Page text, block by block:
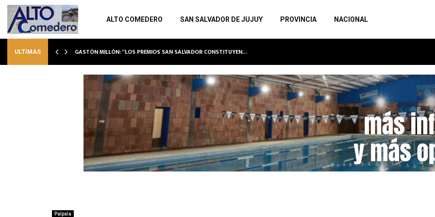
ALTO COMEDERO SAN SALVADOR DE JUJUY PROVINCIA NACIONAL
ULTIMAS GASTÓN MILLÓN: “LOS PREMIOS SAN SALVADOR CONSTITUYEN…
Palpala